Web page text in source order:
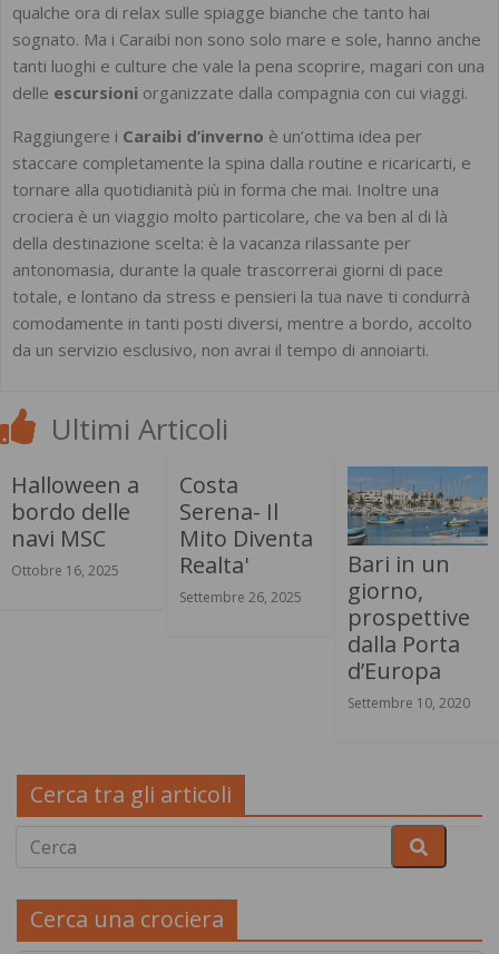
qualche ora di relax sulle spiagge bianche che tanto hai
sognato. Ma i Caraibi non sono solo mare e sole, hanno anche
tanti luoghi e culture che vale la pena scoprire, magari con una
delle escursioni organizzate dalla compagnia con cui viaggi.
Raggiungere i Caraibi d’inverno è un’ottima idea per
staccare completamente la spina dalla routine e ricaricarti, e
tornare alla quotidianità più in forma che mai. Inoltre una
crociera è un viaggio molto particolare, che va ben al di là
della destinazione scelta: è la vacanza rilassante per
antonomasia, durante la quale trascorrerai giorni di pace
totale, e lontano da stress e pensieri la tua nave ti condurrà
comodamente in tanti posti diversi, mentre a bordo, accolto
da un servizio esclusivo, non avrai il tempo di annoiarti.
Ultimi Articoli
Halloween a
bordo delle
navi MSC
Ottobre 16, 2025
Costa
Serena- Il
Mito Diventa
Realta'
Settembre 26, 2025
Bari in un
giorno,
prospettive
dalla Porta
d’Europa
Settembre 10, 2020
Cerca tra gli articoli
Cerca una crociera